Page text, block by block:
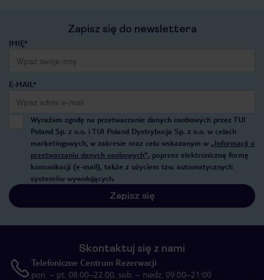
Zapisz się do newslettera
IMIĘ*
E-MAIL*
Wyrażam zgodę na przetwarzanie danych osobowych przez TUI
Poland Sp. z o.o. i TUI Poland Dystrybucja Sp. z o.o. w celach
marketingowych, w zakresie oraz celu wskazanym w „Informacji o
przetwarzaniu danych osobowych”, poprzez elektroniczną formę
komunikacji (e-mail), także z użyciem tzw. automatycznych
systemów wywołujących.
Zapisz się
Skontaktuj się z nami
Telefoniczne Centrum Rezerwacji
pon. – pt. 08:00–22:00, sob. – niedz. 09:00–21:00